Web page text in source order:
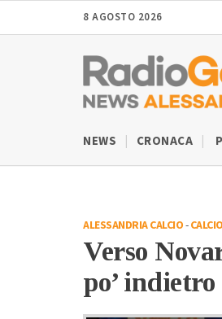
8 AGOSTO 2026
NEWS CRONACA
ALESSANDRIA CALCIO-CALCIO
Verso
po’